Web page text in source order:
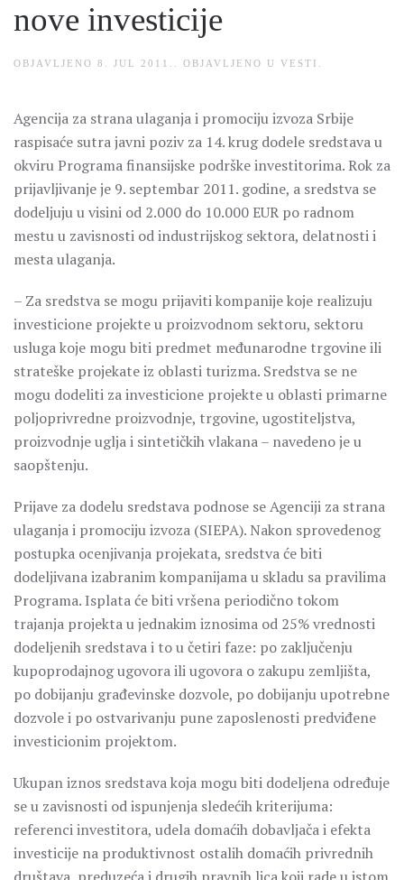
nove investicije
OBJAVLJENO 8. JUL 2011. . OBJAVLJENO U VESTI
Agencija za strana ulaganja i promociju izvoza Srbije
raspisaće sutra javni poziv za 14. krug dodele sredstava u
okviru Programa finansijske podrške investitorima. Rok za
prijavljivanje je 9. septembar 2011. godine, a sredstva se
dodeljuju u visini od 2.000 do 10.000 EUR po radnom
mestu u zavisnosti od industrijskog sektora, delatnosti i
mesta ulaganja.
– Za sredstva se mogu prijaviti kompanije koje realizuju
investicione projekte u proizvodnom sektoru, sektoru
usluga koje mogu biti predmet međunarodne trgovine ili
strateške projekate iz oblasti turizma. Sredstva se ne
mogu dodeliti za investicione projekte u oblasti primarne
poljoprivredne proizvodnje, trgovine, ugostiteljstva,
proizvodnje uglja i sintetičkih vlakana – navedeno je u
saopštenju.
Prijave za dodelu sredstava podnose se Agenciji za strana
ulaganja i promociju izvoza (SIEPA). Nakon sprovedenog
postupka ocenjivanja projekata, sredstva će biti
dodeljivana izabranim kompanijama u skladu sa pravilima
Programa. Isplata će biti vršena periodično tokom
trajanja projekta u jednakim iznosima od 25% vrednosti
dodeljenih sredstava i to u četiri faze: po zaključenju
kupoprodajnog ugovora ili ugovora o zakupu zemljišta,
po dobijanju građevinske dozvole, po dobijanju upotrebne
dozvole i po ostvarivanju pune zaposlenosti predviđene
investicionim projektom.
Ukupan iznos sredstava koja mogu biti dodeljena određuje
se u zavisnosti od ispunjenja sledećih kriterijuma:
referenci investitora, udela domaćih dobavljača i efekta
investicije na produktivnost ostalih domaćih privrednih